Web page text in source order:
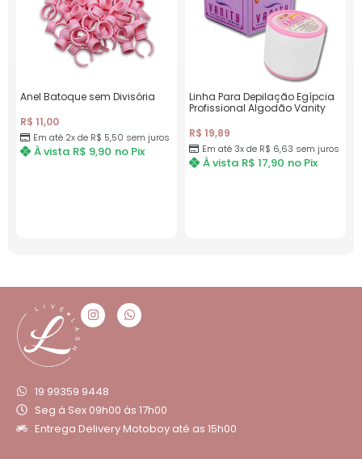
Anel Batoque sem Divisória
R$ 11,00
Em até 2x de R$ 5,50 sem juros
À vista R$ 9,90 no Pix
Linha Para Depilação Egípcia
Profissional Algodão Vanity
R$ 19,89
Em até 3x de R$ 6,63 sem juros
À vista R$ 17,90 no Pix
19 99359 9448
Seg à Sex 09h00 às 17h00
Entrega Delivery Motoboy até as 15h00